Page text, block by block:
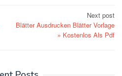
Next post
Blätter Ausdrucken Blätter Vorlage
» Kostenlos Als Pdf